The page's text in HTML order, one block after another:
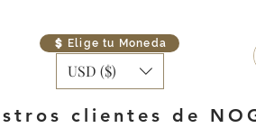
Elige tu Moneda
USD ($)
clientes de